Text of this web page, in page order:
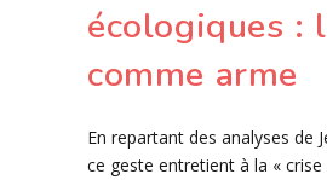
écologiques :
comme arme
En repartant des analyses de
ce geste entretient à la «